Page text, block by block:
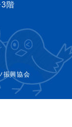
階
振興協会